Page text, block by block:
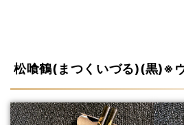
松喰鶴(まつくいづる)(黒)※